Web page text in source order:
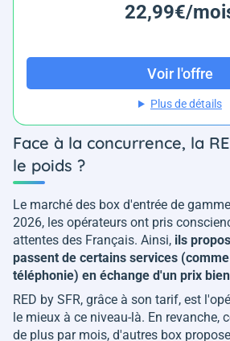
22,99€/
Voir l'offre
Plus de détails
Face à la concurrence, la
le poids ?
Le marché des box d'entrée de
2026, les opérateurs ont pris
attentes des Français. Ainsi, ils
passent de certains services
téléphonie) en échange d'un prix
RED by SFR, grâce à son tarif, est
le mieux à ce niveau-là. En revanche,
de plus par mois, d'autres box